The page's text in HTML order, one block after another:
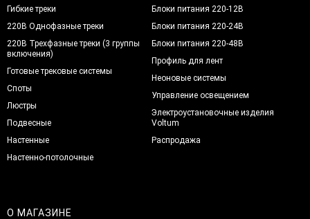
Гибкие треки
220В Однофазные треки
220В Трехфазные треки (3 группы
включения)
Готовые трековые системы
Споты
Люстры
Подвесные
Настенные
Настенно-потолочные
Блоки питания 220-12В
Блоки питания 220-24В
Блоки питания 220-48В
Профиль для лент
Неоновые системы
Управление освещением
Электроустановочные изделия
Voltum
Распродажа
О МАГАЗИНЕ